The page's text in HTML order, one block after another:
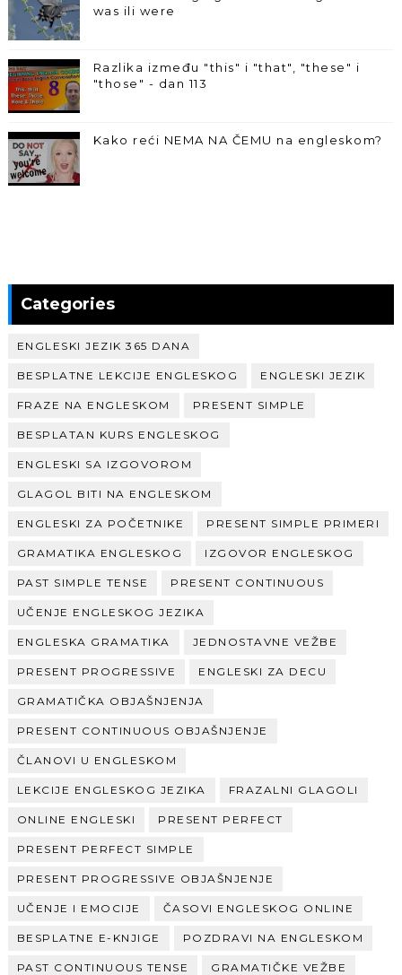
was ili were
Razlika između "this" i "that", "these" i
"those" - dan 113
Kako reći NEMA NA ČEMU na engleskom?
Categories
ENGLESKI JEZIK 365 DANA
BESPLATNE LEKCIJE ENGLESKOG ENGLESKI JEZIK
FRAZE NA ENGLESKOM PRESENT SIMPLE
BESPLATAN KURS ENGLESKOG
ENGLESKI SA IZGOVOROM
GLAGOL BITI NA ENGLESKOM
ENGLESKI ZA POČETNIKE PRESENT SIMPLE PRIMERI
GRAMATIKA ENGLESKOG IZGOVOR ENGLESKOG
PAST SIMPLE TENSE PRESENT CONTINUOUS
UČENJE ENGLESKOG JEZIKA
ENGLESKA GRAMATIKA JEDNOSTAVNE VEŽBE
PRESENT PROGRESSIVE ENGLESKI ZA DECU
GRAMATIČKA OBJAŠNJENJA
PRESENT CONTINUOUS OBJAŠNJENJE
ČLANOVI U ENGLESKOM
LEKCIJE ENGLESKOG JEZIKA FRAZALNI GLAGOLI
ONLINE ENGLESKI PRESENT PERFECT
PRESENT PERFECT SIMPLE
PRESENT PROGRESSIVE OBJAŠNJENJE
UČENJE I EMOCIJE ČASOVI ENGLESKOG ONLINE
BESPLATNE E-KNJIGE POZDRAVI NA ENGLESKOM
PAST CONTINUOUS TENSE GRAMATIČKE VEŽBE